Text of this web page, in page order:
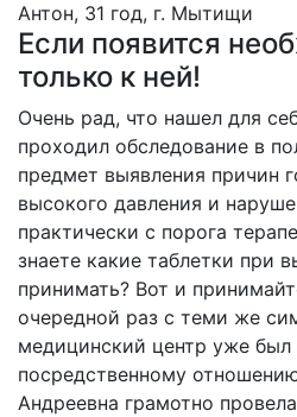
Антон, 31 год, г. Мытищи
Если появится
только к ней!
Очень рад, что нашел для
проходил обследование в
предмет выявления причин
высокого давления и
практически с порога
знаете какие таблетки при
принимать? Вот и
очередной раз с теми же
медицинский центр уже был
посредственному
Андреевна грамотно